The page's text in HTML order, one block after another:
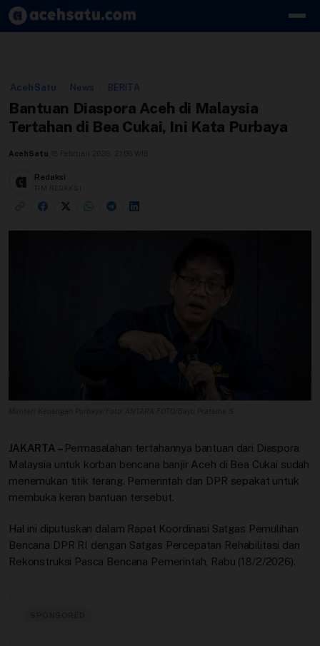
Skip to content
Kebijakan Cookie
Kebijakan Cookies
Kebijakan Privasi
Sistem Redaksi
Surat Masuk
Baca Surat
Tambah Kontributor
AcehSatu News BERITA
Bantuan Diaspora Aceh di Malaysia
Tertahan di Bea Cukai, Ini Kata Purbaya
AcehSatu
Redaksi
JAKARTA – Permasalahan tertahannya bantuan dari Diaspora
Malaysia untuk korban bencana banjir Aceh di Bea Cukai sudah
menemukan titik terang. Pemerintah dan DPR sepakat untuk
membuka keran bantuan tersebut.
Hal ini diputuskan dalam Rapat Koordinasi Satgas Pemulihan
Bencana DPR RI dengan Satgas Percepatan Rehabilitasi dan
Rekonstruksi Pasca Bencana Pemerintah, Rabu (18/2/2026).